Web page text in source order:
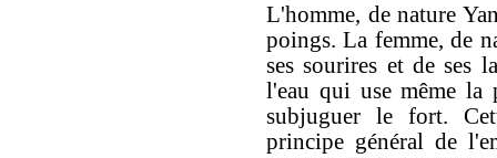
L'homme, de nature
poings. La femme, de
ses sourires et de ses
l'eau qui use même
subjuguer le fort.
principe général de